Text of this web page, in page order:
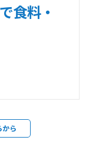
食料・
から